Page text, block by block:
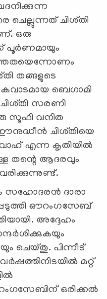
ചെല്ലുന്നത് ചിശ്തി
ഒരു
പൂർണമായും
തങ്ങളുടെ
ബെഗാമി
ചിശ്തി സരണി
സൂഫി വനിത
ചിശ്തിയെ
എന്ന കൃതിയിൽ
തന്റെ ആദരവും
സഹോദരൻ ദാരാ
ഔറംഗസേബ്
അദ്ദേഹം
ചെയ്തു. പിന്നീട്
മറ്റ്
ഒരിക്കൽ